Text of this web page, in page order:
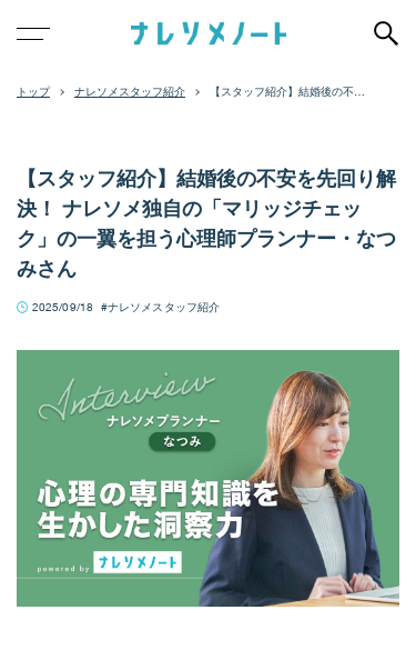
ナレソメスタッフ紹介
【スタッフ紹介】結婚後の不安
【スタッフ紹介】結婚後の不安を先回り解
決！ ナレソメ独自の「マリッジチェッ
ク」の一翼を担う心理師プランナー・なつ
みさん
2025/09/18 ナレソメスタッフ紹介